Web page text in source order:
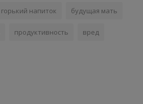
горький напиток будущая мать
продуктивность вред